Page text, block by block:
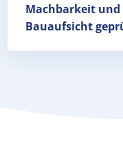
Machbarkeit und
Bauaufsicht